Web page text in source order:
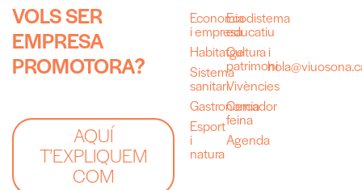
VOLSSER
EMPRESA
PROMOTORA?
AQUÍ
T’EXPLIQUEM
COM
Economia
i empresa
Habitatge
Sistema
sanitari
Gastronomia
Esport
i
natura
Ecodistema
educatiu
Cultura i
patrimoni
Vivències
Cercador
feina
Agenda